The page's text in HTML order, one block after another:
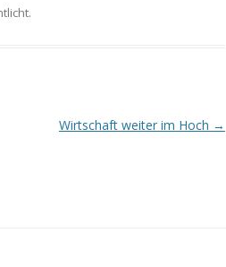
Wirtschaft weiter im Hoch →